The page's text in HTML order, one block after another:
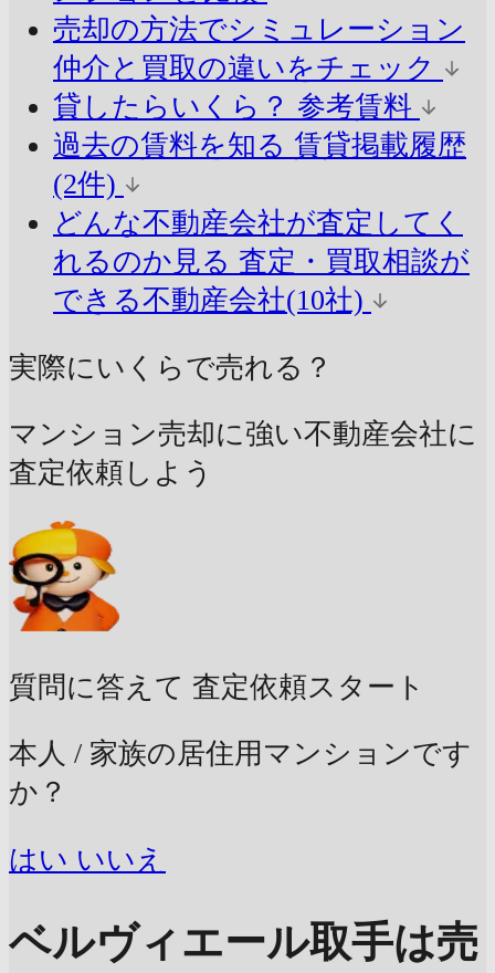
売却の方法でシミュレーション
仲介と買取の違いをチェック
貸したらいくら？ 参考賃料
過去の賃料を知る 賃貸掲載履歴
(2件)
どんな不動産会社が査定してく
れるのか見る 査定・買取相談が
できる不動産会社(10社)
実際にいくらで売れる？
マンション売却に強い不動産会社に
査定依頼しよう
質問に答えて 査定依頼スタート
本人 / 家族の居住用マンションです
か？
はい いいえ
ベルヴィエール取手は売